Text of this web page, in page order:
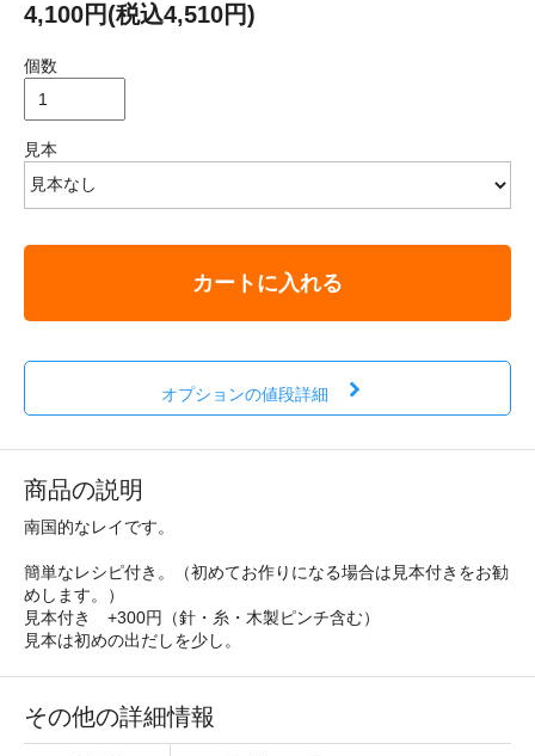
4,100円(税込4,510円)
個数
見本
カートに入れる
オプションの値段詳細
商品の説明
南国的なレイです。
簡単なレシピ付き。（初めてお作りになる場合は見本付きをお勧
めします。）
見本付き +300円（針・糸・木製ピンチ含む）
見本は初めの出だしを少し。
その他の詳細情報